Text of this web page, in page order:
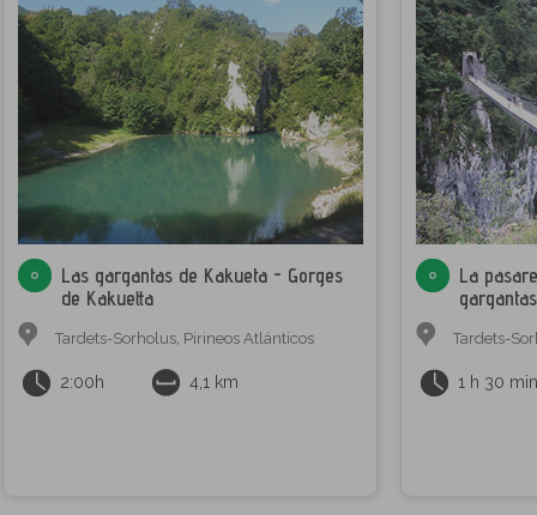
Las gargantas de Kakueta - Gorges
de Kakuetta
Tardets-Sorholus, Pirineos Atlánticos
2:00h 4,1 km
La
Tardets-
1 h 30 min